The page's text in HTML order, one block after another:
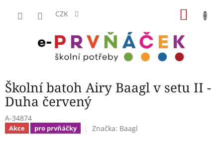
CZK
Školní batoh Airy Baagl v setu II -
Duha červený
A-34874
Akce pro prvňáčky Značka: Baagl